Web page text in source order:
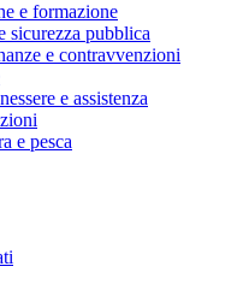
e formazione
sicurezza pubblica
e contravvenzioni
e assistenza
e pesca